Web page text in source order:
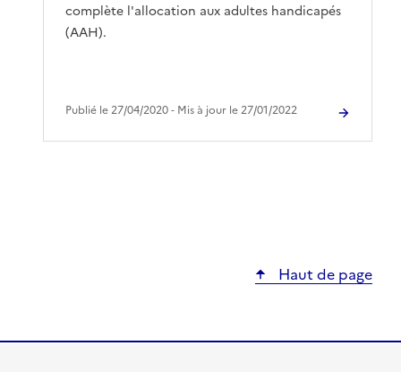
complète l'allocation aux adultes handicapés
(AAH).
Publié le 27/04/2020 ‐ Mis à jour le 27/01/2022
Haut de page